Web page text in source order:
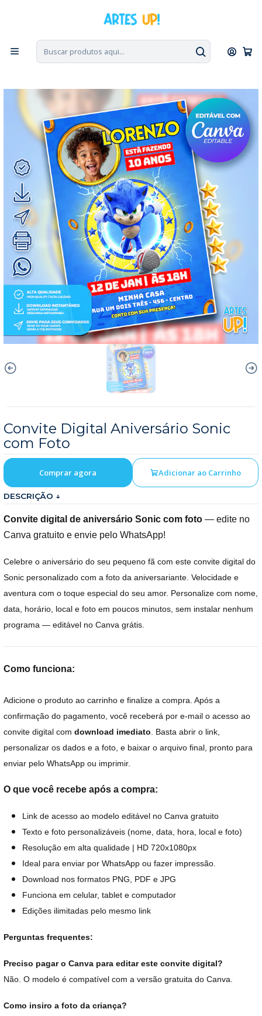
Escolha seu idioma. Change the language. Cambia el
Início Convites Digitais Aniversário Convites com Foto
Convite Digital Aniversário Sonic com Foto
Convite Digital Aniversário Sonic
com Foto
Adicionar ao Carrinho
Comprar agora
DESCRIÇÃO ↓
Convite digital de aniversário Sonic com foto — edite no
Canva gratuito e envie pelo WhatsApp!
Celebre o aniversário do seu pequeno fã com este convite digital do
Sonic personalizado com a foto da aniversariante. Velocidade e
aventura com o toque especial do seu amor. Personalize com nome,
data, horário, local e foto em poucos minutos, sem instalar nenhum
programa — editável no Canva grátis.
Como funciona:
Adicione o produto ao carrinho e finalize a compra. Após a
confirmação do pagamento, você receberá por e-mail o acesso ao
convite digital com download imediato . Basta abrir o link,
personalizar os dados e a foto, e baixar o arquivo final, pronto para
enviar pelo WhatsApp ou imprimir.
O que você recebe após a compra:
Link de acesso ao modelo editável no Canva gratuito
Texto e foto personalizáveis (nome, data, hora, local e foto)
Resolução em alta qualidade | HD 720x1080px
Ideal para enviar por WhatsApp ou fazer impressão.
Download nos formatos PNG, PDF e JPG
Funciona em celular, tablet e computador
Edições ilimitadas pelo mesmo link
Perguntas frequentes:
Preciso pagar o Canva para editar este convite digital?
Não. O modelo é compatível com a versão gratuita do Canva.
Como insiro a foto da criança?